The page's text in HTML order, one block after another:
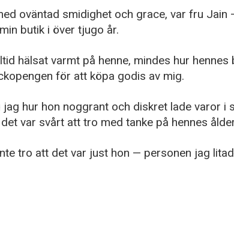
oväntad smidighet och grace, var fru Jain
butik i över tjugo år.
hälsat varmt på henne, mindes hur hennes
för att köpa godis av mig.
jag hur hon noggrant och diskret lade varor i
var svårt att tro med tanke på hennes
tro att det var just hon — personen jag